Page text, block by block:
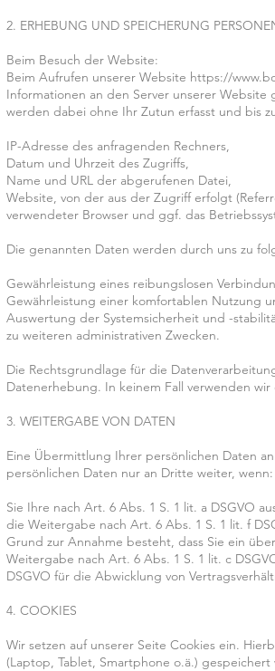
2. ERHEBUNG UND SPEICHERUNG
Beim Besuch der Website:
Beim Aufrufen unserer Website https://
Informationen an den Server unserer
werden dabei ohne Ihr Zutun erfasst und bis
IP-Adresse des anfragenden Rechners,
Datum und Uhrzeit des Zugriffs,
Name und URL der abgerufenen Datei,
Website, von der aus der Zugriff erfolgt
verwendeter Browser und ggf. das
Die genannten Daten werden durch uns zu
Gewährleistung eines reibungslosen
Gewährleistung einer komfortablen Nutzung
Auswertung der Systemsicherheit und -
zu weiteren administrativen Zwecken.
Die Rechtsgrundlage für die
Datenerhebung. In keinem Fall verwenden
3. WEITERGABE VON DATEN
Eine Übermittlung Ihrer persönlichen Daten
persönlichen Daten nur an Dritte weiter, wenn:
Sie Ihre nach Art. 6 Abs. 1 S. 1 lit. a DSGVO
die Weitergabe nach Art. 6 Abs. 1 S. 1 lit. f
Grund zur Annahme besteht, dass Sie ein
Weitergabe nach Art. 6 Abs. 1 S. 1 lit. c
DSGVO für die Abwicklung von
4. COOKIES
Wir setzen auf unserer Seite Cookies ein.
(Laptop, Tablet, Smartphone o.ä.)